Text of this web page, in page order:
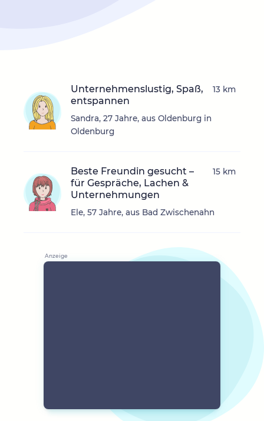
Unternehmenslustig, Spaß,
entspannen
Sandra, 27 Jahre, aus Oldenburg in
Oldenburg
13 km
Beste Freundin gesucht –
für Gespräche, Lachen &
Unternehmungen
Ele, 57 Jahre, aus Bad Zwischenahn
15 km